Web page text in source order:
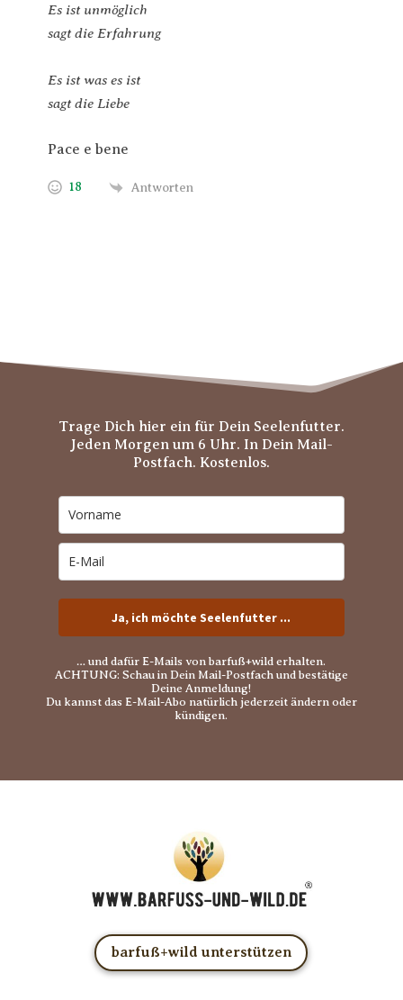
Es ist unmöglich
sagt die Erfahrung
Es ist was es ist
sagt die Liebe
Pace e bene
18 Antworten
Trage Dich hier ein für Dein Seelenfutter.
Jeden Morgen um 6 Uhr. In Dein Mail-
Postfach. Kostenlos.
Ja, ich möchte Seelenfutter ...
… und dafür E-Mails von barfuß+wild erhalten.
ACHTUNG: Schau in Dein Mail-Postfach und bestätige
Deine Anmeldung!
Du kannst das E-Mail-Abo natürlich jederzeit ändern oder
kündigen.
barfuß+wild unterstützen